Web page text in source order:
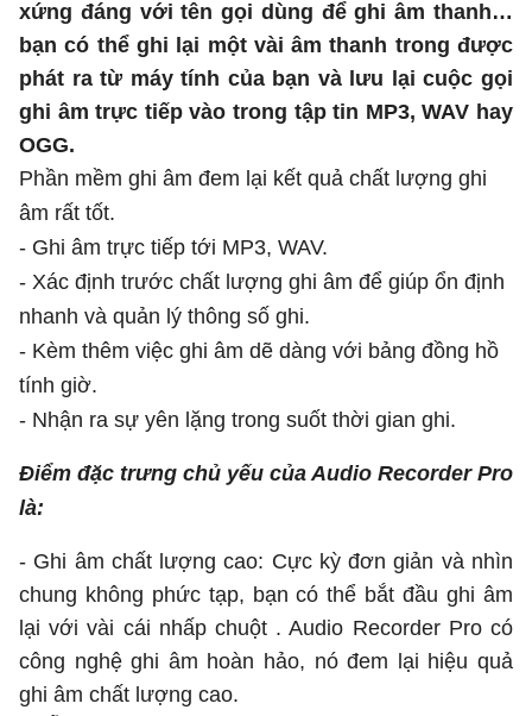
xứng đáng với tên gọi dùng để ghi âm thanh…
bạn có thể ghi lại một vài âm thanh trong được
phát ra từ máy tính của bạn và lưu lại cuộc gọi
ghi âm trực tiếp vào trong tập tin MP3, WAV hay
OGG.
Phần mềm ghi âm đem lại kết quả chất lượng ghi
âm rất tốt.
- Ghi âm trực tiếp tới MP3, WAV.
- Xác định trước chất lượng ghi âm để giúp ổn định
nhanh và quản lý thông số ghi.
- Kèm thêm việc ghi âm dẽ dàng với bảng đồng hồ
tính giờ.
- Nhận ra sự yên lặng trong suốt thời gian ghi.
Điểm đặc trưng chủ yếu của Audio Recorder Pro
là:
- Ghi âm chất lượng cao: Cực kỳ đơn giản và nhìn
chung không phức tạp, bạn có thể bắt đầu ghi âm
lại với vài cái nhấp chuột . Audio Recorder Pro có
công nghệ ghi âm hoàn hảo, nó đem lại hiệu quả
ghi âm chất lượng cao.